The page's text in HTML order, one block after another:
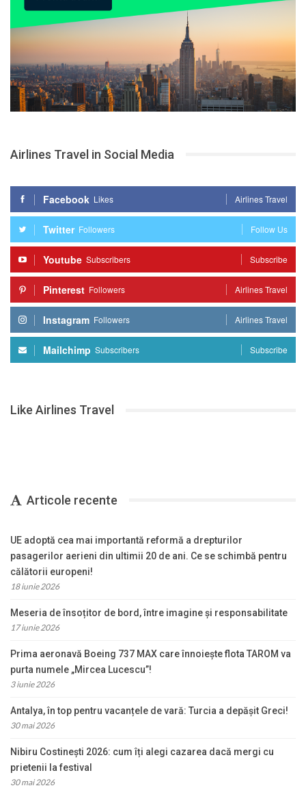
Airlines Travel in Social Media
Facebook Likes Airlines Travel
Twitter Followers Follow Us
Youtube Subscribers Subscribe
Pinterest Followers Airlines Travel
Instagram Followers Airlines Travel
Mailchimp Subscribers Subscribe
Like Airlines Travel
Articole recente
UE adoptă cea mai importantă reformă a drepturilor
pasagerilor aerieni din ultimii 20 de ani. Ce se schimbă pentru
călătorii europeni!
18 iunie 2026
Meseria de însoțitor de bord, între imagine și responsabilitate
17 iunie 2026
Prima aeronavă Boeing 737 MAX care înnoiește flota TAROM va
purta numele „Mircea Lucescu”!
3 iunie 2026
Antalya, în top pentru vacanțele de vară: Turcia a depășit Greci!
30 mai 2026
Nibiru Costinești 2026: cum îți alegi cazarea dacă mergi cu
prietenii la festival
30 mai 2026